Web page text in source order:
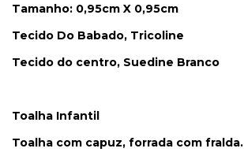
Tamanho: 0,95cm X 0,95cm
Tecido Do Babado, Tricoline
Tecido do centro, Suedine Branco
Toalha Infantil
Toalha com capuz, forrada com fralda.